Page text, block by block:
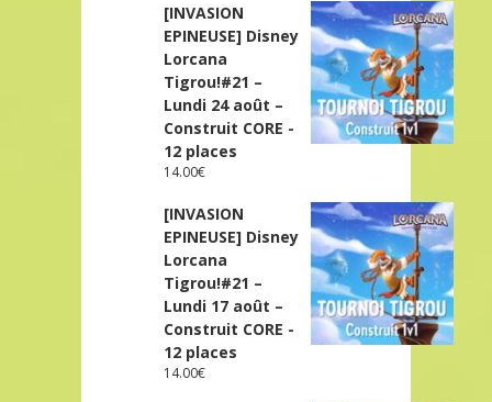
[INVASION
EPINEUSE] Disney
Lorcana
Tigrou!#21 –
Lundi 24 août –
Construit CORE -
12 places
14.00€
[INVASION
EPINEUSE] Disney
Lorcana
Tigrou!#21 –
Lundi 17 août –
Construit CORE -
12 places
14.00€